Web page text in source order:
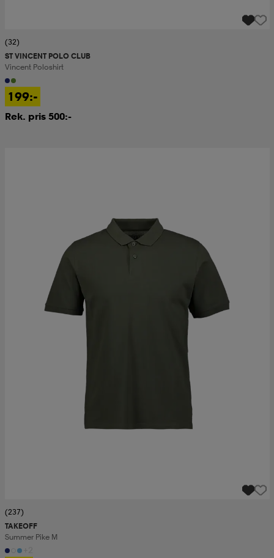
(32)
ST VINCENT POLO CLUB
Vincent Poloshirt
199:-
Rek. pris 500:-
(237)
TAKEOFF
Summer Pike M